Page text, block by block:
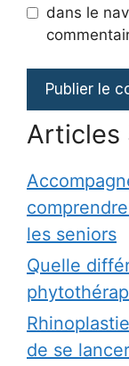
dans le
Articles
les seniors
Quelle
de se lancer